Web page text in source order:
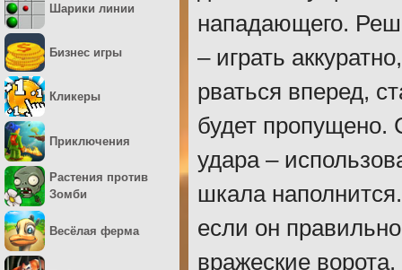
нападающего.
– играть
рваться вперед,
будет пропущено.
удара –
шкала
если он
вражеские ворота.
Шарики линии
Бизнес игры
Кликеры
Приключения
Растения против
Зомби
Весёлая ферма